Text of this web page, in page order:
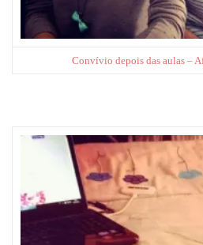
Convívio depois das aulas –